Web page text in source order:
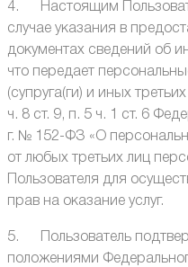
4. Настоящим
случае указания в
документах сведений об
что передает
(супруга(ги) и иных
ч. 8 ст. 9, п. 5 ч. 1 ст. 6
г. № 152-ФЗ «О
от любых третьих лиц
Пользователя для
прав на оказание услуг.
5. Пользователь
положениями